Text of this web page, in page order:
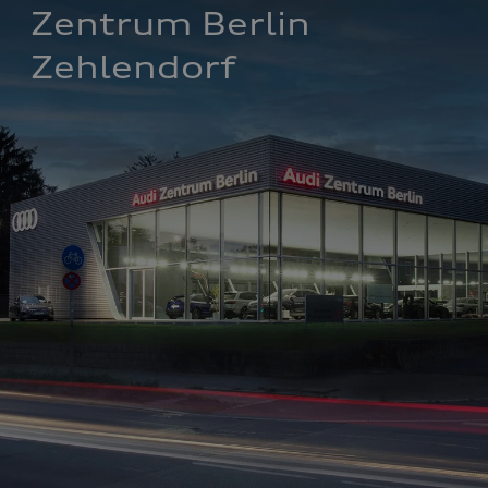
Zentrum Berlin
Zehlendorf